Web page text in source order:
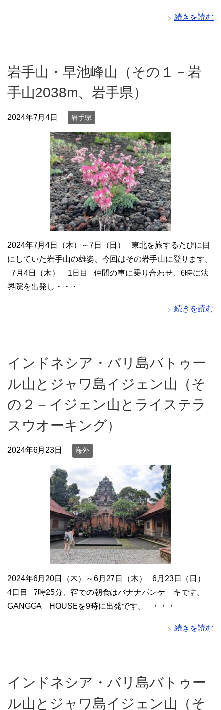
続きを読む
岩手山・早池峰山（その１－岩
手山2038m、岩手県）
2024年7月4日 岩手県
2024年7月4日（木）～7日（日） 東北を旅するたびに目
にしていた岩手山の雄姿、今回はその岩手山に登ります。
7月4日（木） 1日目 仲間の車に乗り合わせ、6時に法
界院を出発し・・・
続きを読む
インドネシア・バリ島バトゥー
ル山とジャワ島イジェン山（そ
の２－イジェン山とライステラ
スウオーキング）
2024年6月23日 海外
2024年6月20日（木）～6月27日（木） 6月23日（日）
4日目 7時25分、宿での朝食はバナナパンケーキです。
GANGGA HOUSEを9時に出発です。 ・・・
続きを読む
インドネシア・バリ島バトゥー
ル山とジャワ島イジェン山（そ